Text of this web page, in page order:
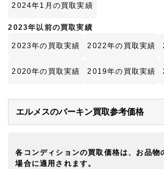
2024年1月の買取実績
2023年以前の買取実績
2023年の買取実績 2022年の買取実績
2020年の買取実績 2019年の買取実績
エルメスのバーキン買取参考価格
各コンディションの買取価格は、お品物
場合に適用されます。